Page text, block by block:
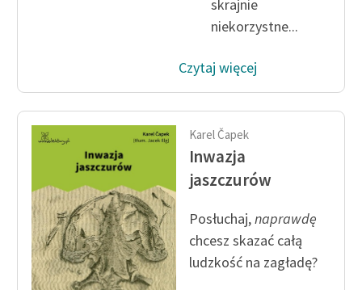
Dane fundacji i
sprawozdania finansowe
Regulamin darowizn
wrażliwych
Deklaracja dostępności
skrajnie
niekorzystne...
Czytaj więcej
Karel Čapek
Inwazja
jaszczurów
Posłuchaj,naprawdę
chcesz skazać całą
ludzkość na zagładę?